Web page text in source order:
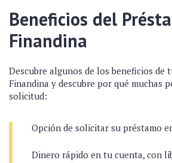
Beneficios del
Finandina
Descubre algunos de los beneficios de
Finandina y descubre por qué muchas
solicitud:
Opción de solicitar su préstamo
Dinero rápido en tu cuenta, con